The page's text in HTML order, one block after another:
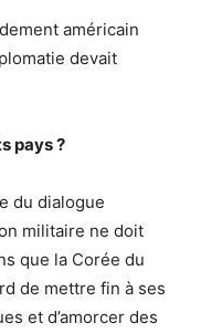
américain
devait
pays ?
du dialogue
militaire ne doit
que la Corée du
de mettre fin à ses
et d’amorcer des